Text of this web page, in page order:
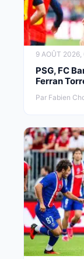
9 AOÛT
PSG, FC
Ferran
Par Fabien